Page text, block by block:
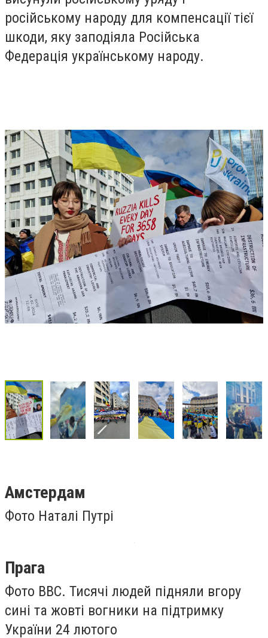
російському народу для компенсації тієї
шкоди, яку заподіяла Російська
Федерація українському народу.
Амстердам
Фото Наталі Путрі
Прага
Фото ВВС. Тисячі людей підняли вгору
сині та жовті вогники на підтримку
України 24 лютого